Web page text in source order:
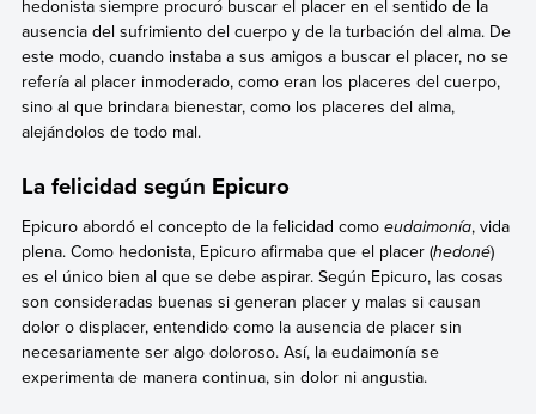
hedonista siempre procuró buscar el placer en el sentido de la
ausencia del sufrimiento del cuerpo y de la turbación del alma. De
este modo, cuando instaba a sus amigos a buscar el placer, no se
refería al placer inmoderado, como eran los placeres del cuerpo,
sino al que brindara bienestar, como los placeres del alma,
alejándolos de todo mal.
La felicidad según Epicuro
Epicuro abordó el concepto de la felicidad como eudaimonía, vida
plena. Como hedonista, Epicuro afirmaba que el placer (hedoné)
es el único bien al que se debe aspirar. Según Epicuro, las cosas
son consideradas buenas si generan placer y malas si causan
dolor o displacer, entendido como la ausencia de placer sin
necesariamente ser algo doloroso. Así, la eudaimonía se
experimenta de manera continua, sin dolor ni angustia.